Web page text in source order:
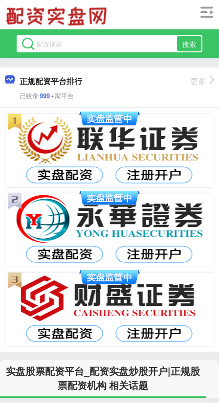
搜索
正规配资平台排行
已收录999+家平台
更多
实盘股票配资平台_配资实盘炒股开户|正规股
票配资机构 相关话题